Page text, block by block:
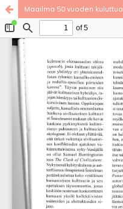
Maailma 50 vuoden kuluttua
Palvelua ylläpitää